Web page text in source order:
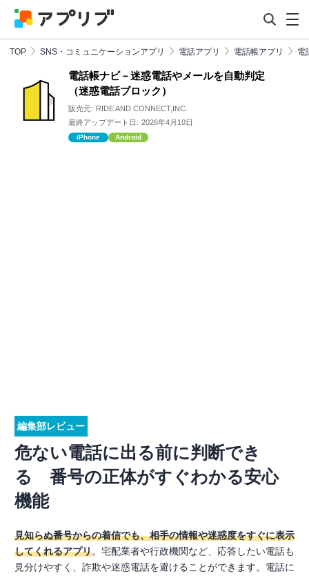
TOP SNS・コミュニケーションアプリ 電話アプリ 電話帳アプリ 電
電話帳ナビ－迷惑電話やメールを自動判定
（迷惑電話ブロック）
販売元: RIDE AND CONNECT,INC.
最終アップデート日: 2026年4月10日
iPhone Android
編集部レビュー
危ない電話に出る前に判断でき
る 番号の正体がすぐわかる安心
機能
見知らぬ番号からの着信でも、相手の情報や迷惑度をすぐに表示
してくれるアプリ。宅配業者や行政機関など、応答したい電話も
見分けやすく、詐欺や迷惑電話を避けることができます。電話に